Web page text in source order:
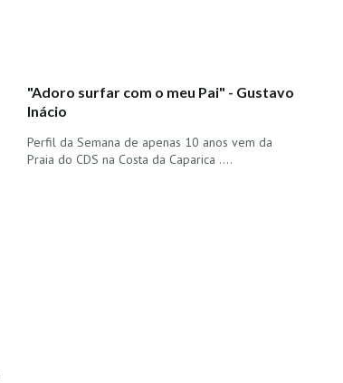
"Adoro surfar com o meu Pai" - Gustavo
Inácio
Perfil da Semana de apenas 10 anos vem da
Praia do CDS na Costa da Caparica ....